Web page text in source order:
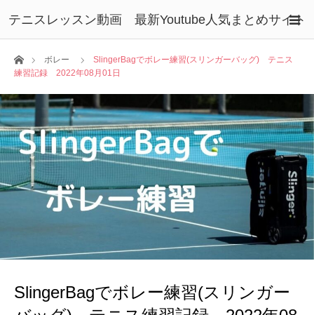
テニスレッスン動画 最新Youtube人気まとめサイト
ホームボレー
SlingerBagでボレー練習(スリンガーバッグ) テニス
練習記録 2022年08月01日
SlingerBagでボレー練習(スリンガー